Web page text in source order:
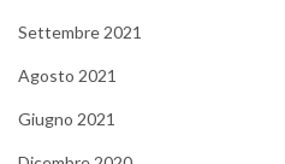
Settembre 2021
Agosto 2021
Giugno 2021